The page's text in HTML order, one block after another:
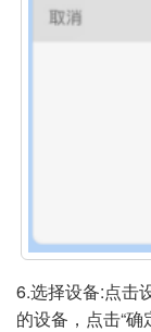
6.选择设备:点击
的设备，点击“确